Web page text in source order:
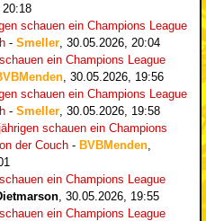
schauen ein Champions League
- Smeller 30.05.2026, 20:04
ein Champions League
30.05.2026, 19:56
schauen ein Champions League
- Smeller 30.05.2026, 19:58
schauen ein Champions
der Couch - BVBMenden
ein Champions League
30.05.2026, 19:55
ein Champions League